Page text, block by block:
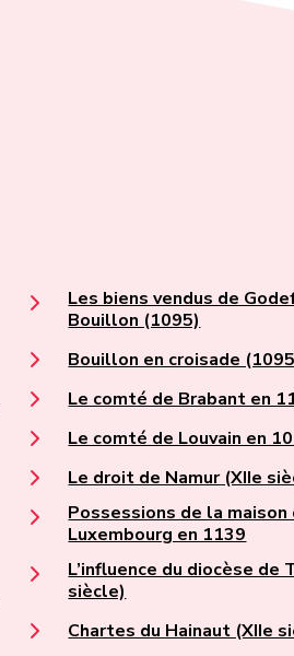
Les biens vendus de
Bouillon (1095)
Bouillon en croisade
Le comté de Brabant en
Le comté de Louvain en
Le droit de Namur (XIIe
Possessions de la maison
Luxembourg en 1139
L’influence du diocèse de
siècle)
Chartes du Hainaut (XIIe